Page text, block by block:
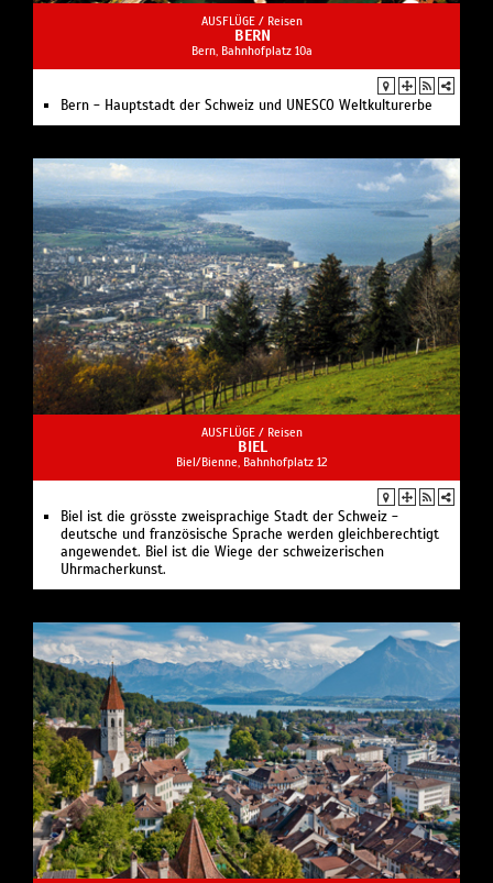
AUSFLÜGE / Reisen
BERN
Bern, Bahnhofplatz 10a
Bern - Hauptstadt der Schweiz und UNESCO Weltkulturerbe
AUSFLÜGE / Reisen
BIEL
Biel/Bienne, Bahnhofplatz 12
Biel ist die grösste zweisprachige Stadt der Schweiz -
deutsche und französische Sprache werden gleichberechtigt
angewendet. Biel ist die Wiege der schweizerischen
Uhrmacherkunst.